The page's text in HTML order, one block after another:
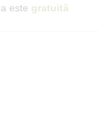
este gratuită